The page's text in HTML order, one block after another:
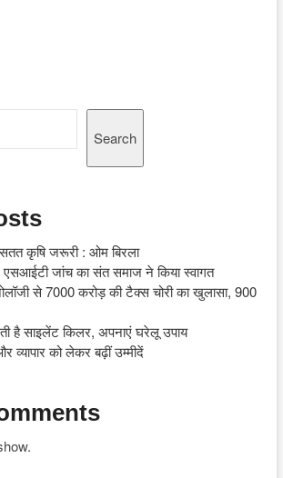
Search
कृषि जरूरी : ओम बिरला
एसआईटी जांच का संत समाज ने किया स्वागत
से 7000 करोड़ की टैक्स चोरी का खुलासा, 900
है साइलेंट किलर, अपनाएं घरेलू उपाय
को लेकर बढ़ीं उम्मीदें